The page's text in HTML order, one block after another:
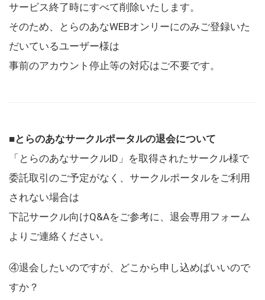
サービス終了時にすべて削除いたします。
そのため、とらのあなWEBオンリーにのみご登録いた
だいているユーザー様は
事前のアカウント停止等の対応はご不要です。
■とらのあなサークルポータルの退会について
「とらのあなサークルID」を取得されたサークル様で
委託取引のご予定がなく、サークルポータルをご利用
されない場合は
下記サークル向けQ&Aをご参考に、退会専用フォーム
よりご連絡ください。
④退会したいのですが、どこから申し込めばいいので
すか？